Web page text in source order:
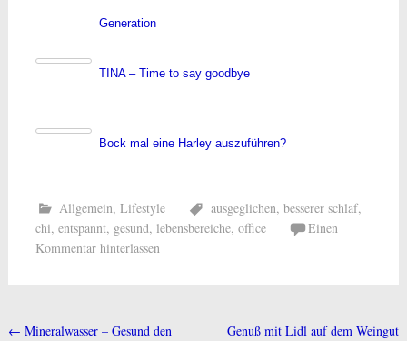
Generation
TINA – Time to say goodbye
Bock mal eine Harley auszuführen?
Allgemein, Lifestyle ausgeglichen, besserer schlaf,
chi, entspannt, gesund, lebensbereiche, office
Einen
Kommentar hinterlassen
Beitragsnavigation
← Mineralwasser – Gesund den Genuß mit Lidl auf dem Weingut